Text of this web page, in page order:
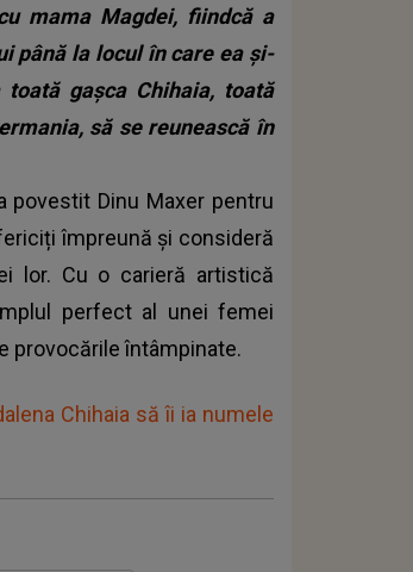
mama Magdei, fiindcă a
până la locul în care ea și-
gașca Chihaia, toată
să se reunească în
povestit Dinu Maxer pentru
împreună și consideră
lor. Cu o carieră artistică
perfect al unei femei
provocările întâmpinate.
Chihaia să îi ia numele